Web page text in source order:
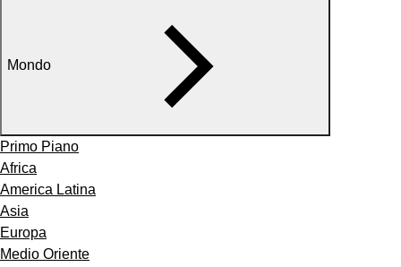
Mondo
Primo Piano
Africa
America Latina
Asia
Europa
Medio Oriente